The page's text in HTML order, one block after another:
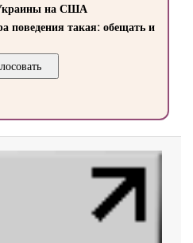
на США
поведения такая: обещать и